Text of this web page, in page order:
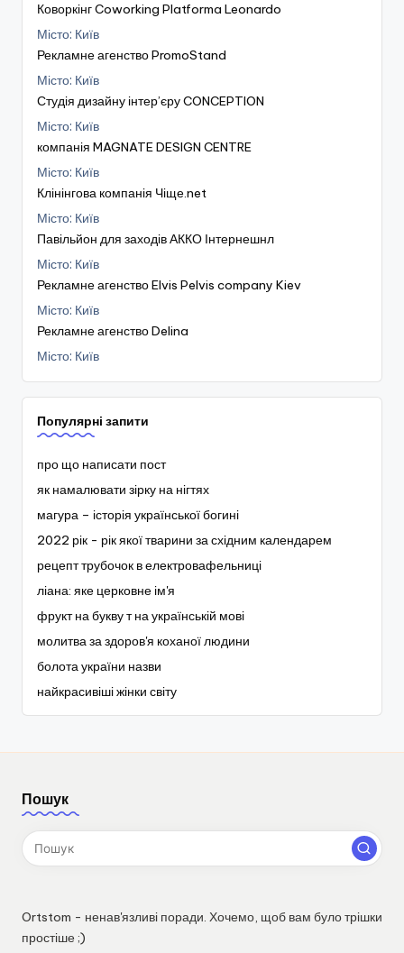
Коворкінг Coworking Platforma Leonardo
Місто: Київ
Рекламне агенство PromoStand
Місто: Київ
Студія дизайну інтер’єру CONCEPTION
Місто: Київ
компанія MAGNATE DESIGN CENTRE
Місто: Київ
Клінінгова компанія Чіще.net
Місто: Київ
Павільйон для заходів АККО Інтернешнл
Місто: Київ
Рекламне агенство Elvis Pelvis company Kiev
Місто: Київ
Рекламне агенство Delina
Місто: Київ
Популярні запити
про що написати пост
як намалювати зірку на нігтях
магура – історія української богині
2022 рік - рік якої тварини за східним календарем
рецепт трубочок в електровафельниці
ліана: яке церковне ім'я
фрукт на букву т на українській мові
молитва за здоров'я коханої людини
болота україни назви
найкрасивіші жінки світу
Пошук
Ortstom - ненав'язливі поради. Хочемо, щоб вам було трішки
простіше ;)